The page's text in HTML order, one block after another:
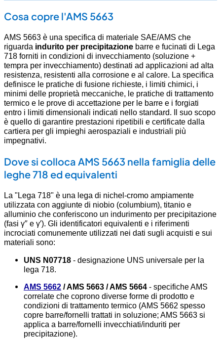
Cosa copre l'AMS 5663
AMS 5663 è una specifica di materiale SAE/AMS che
riguarda indurito per precipitazione barre e fucinati di Lega
718 forniti in condizioni di invecchiamento (soluzione +
tempra per invecchiamento) destinati ad applicazioni ad alta
resistenza, resistenti alla corrosione e al calore. La specifica
definisce le pratiche di fusione richieste, i limiti chimici, i
minimi delle proprietà meccaniche, le pratiche di trattamento
termico e le prove di accettazione per le barre e i forgiati
entro i limiti dimensionali indicati nello standard. Il suo scopo
è quello di garantire prestazioni ripetibili e certificate dalla
cartiera per gli impieghi aerospaziali e industriali più
impegnativi.
Dove si colloca AMS 5663 nella famiglia delle
leghe 718 ed equivalenti
La "Lega 718" è una lega di nichel-cromo ampiamente
utilizzata con aggiunte di niobio (columbium), titanio e
alluminio che conferiscono un indurimento per precipitazione
(fasi γ″ e γ′). Gli identificatori equivalenti e i riferimenti
incrociati comunemente utilizzati nei dati sugli acquisti e sui
materiali sono:
UNS N07718 - designazione UNS universale per la
lega 718.
AMS 5662 / AMS 5663 / AMS 5664 - specifiche AMS
correlate che coprono diverse forme di prodotto e
condizioni di trattamento termico (AMS 5662 spesso
copre barre/fornelli trattati in soluzione; AMS 5663 si
applica a barre/fornelli invecchiati/induriti per
precipitazione).